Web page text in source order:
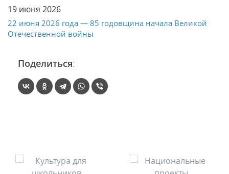
19 июня 2026
22 июня 2026 года — 85 годовщина начала Великой
Отечественной войны
Поделиться: